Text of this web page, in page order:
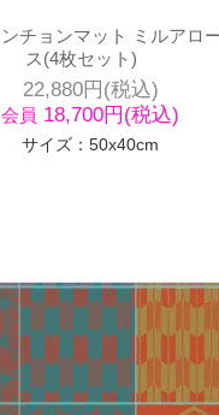
ンチョンマット ミルアロ
ス(4枚セット)
22,880円(税込)
会員 18,700円(税込)
サイズ：50x40cm